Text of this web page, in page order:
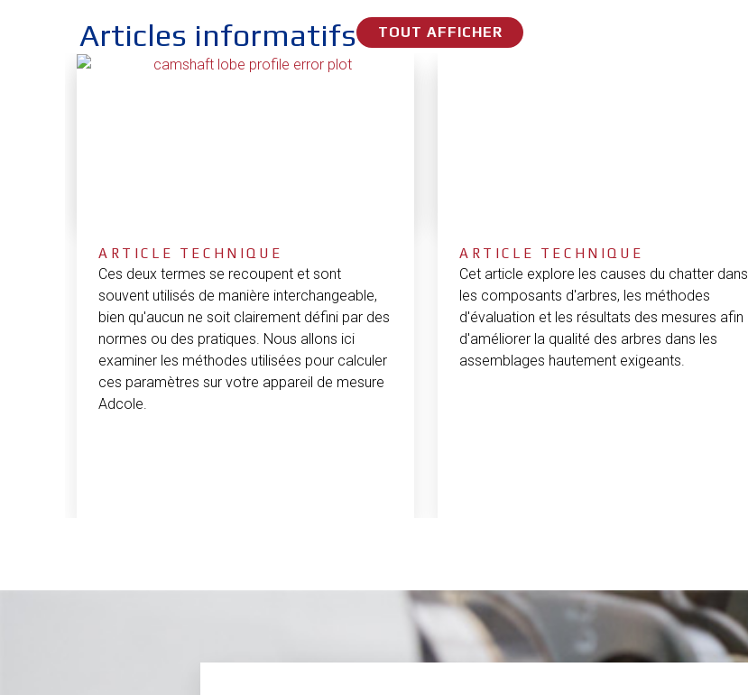
Articles informatifs TOUT AFFICHER
ARTICLE TECHNIQUE
Ces deux termes se recoupent et sont
souvent utilisés de manière interchangeable,
bien qu'aucun ne soit clairement défini par des
normes ou des pratiques. Nous allons ici
examiner les méthodes utilisées pour calculer
ces paramètres sur votre appareil de mesure
Adcole.
ARTICLE TECHNIQUE
Cet article explore les causes du chatter dans
les composants d'arbres, les méthodes
d'évaluation et les résultats des mesures afin
d'améliorer la qualité des arbres dans les
assemblages hautement exigeants.